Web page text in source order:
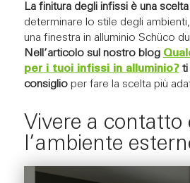
La finitura degli infissi è una
determinare lo stile degli
una finestra in alluminio Schüco
Nell’articolo sul nostro blog
per i tuoi infissi in alluminio? ti
consiglio per fare la scelta più
Vivere a contatto
l’ambiente